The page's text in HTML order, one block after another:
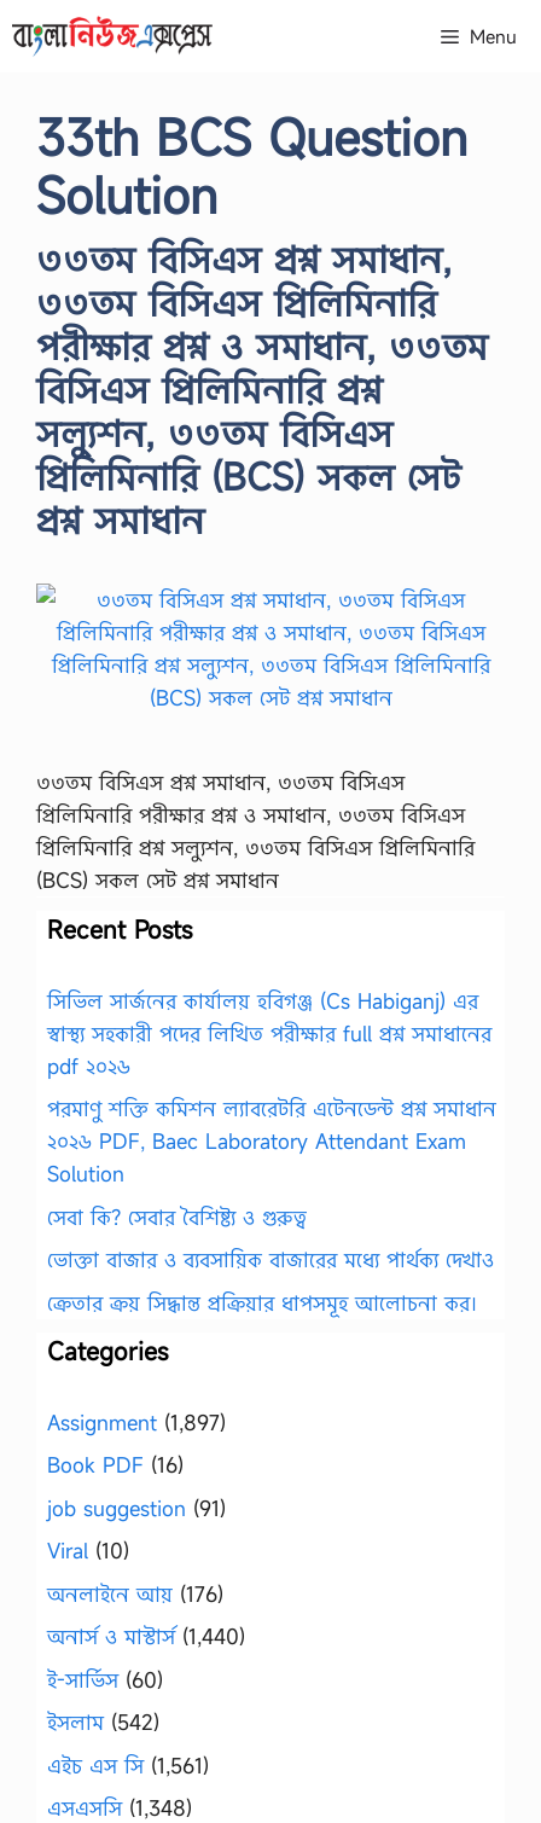
to
Menu
33th BCS Question
Solution
৩৩তম বিসিএস প্রশ্ন সমাধান,
৩৩তম বিসিএস প্রিলিমিনারি
পরীক্ষার প্রশ্ন ও সমাধান, ৩৩তম
বিসিএস প্রিলিমিনারি প্রশ্ন
সল্যুশন, ৩৩তম বিসিএস
প্রিলিমিনারি (BCS) সকল সেট
প্রশ্ন সমাধান
৩৩তম বিসিএস প্রশ্ন সমাধান, ৩৩তম বিসিএস
প্রিলিমিনারি পরীক্ষার প্রশ্ন ও সমাধান, ৩৩তম বিসিএস
প্রিলিমিনারি প্রশ্ন সল্যুশন, ৩৩তম বিসিএস প্রিলিমিনারি
(BCS) সকল সেট প্রশ্ন সমাধান
Recent Posts
সিভিল সার্জনের কার্যালয় হবিগঞ্জ (Cs Habiganj) এর
স্বাস্থ্য সহকারী পদের লিখিত পরীক্ষার full প্রশ্ন সমাধানের
pdf ২০২৬
পরমাণু শক্তি কমিশন ল্যাবরেটরি এটেনডেন্ট প্রশ্ন সমাধান
২০২৬ PDF, Baec Laboratory Attendant Exam
Solution
সেবা কি? সেবার বৈশিষ্ট্য ও গুরুত্ব
ভোক্তা বাজার ও ব্যবসায়িক বাজারের মধ্যে পার্থক্য দেখাও
ক্রেতার ক্রয় সিদ্ধান্ত প্রক্রিয়ার ধাপসমূহ আলোচনা কর।
Categories
Assignment (1,897)
Book PDF (16)
job suggestion (91)
Viral (10)
অনলাইনে আয় (176)
অনার্স ও মাস্টার্স(1,440)
ই-সার্ভিস(60)
ইসলাম(542)
এইচ এস সি(1,561)
এসএসসি(1,348)